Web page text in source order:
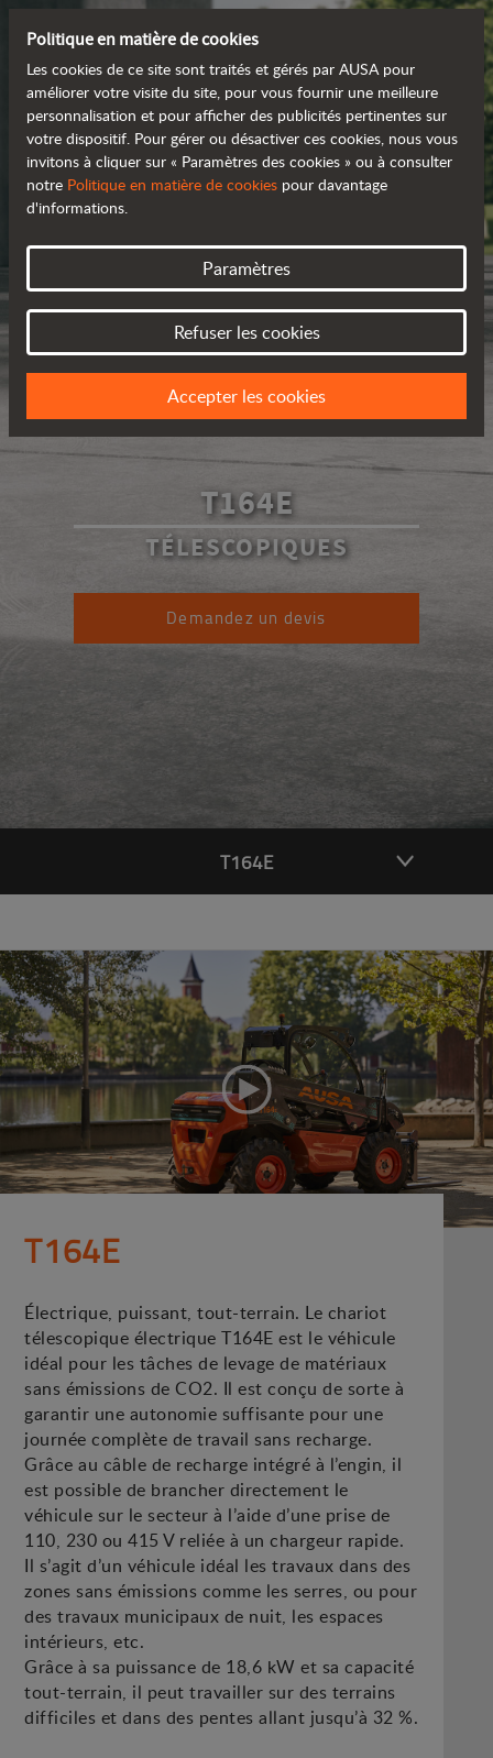
T164E
TÉLESCOPIQUES
Demandez un devis
T164E
T164E
Électrique, puissant, tout-terrain. Le chariot
télescopique électrique T164E est le véhicule
idéal pour les tâches de levage de matériaux
sans émissions de CO2. Il est conçu de sorte à
garantir une autonomie suffisante pour une
journée complète de travail sans recharge.
Grâce au câble de recharge intégré à l’engin, il
est possible de brancher directement le
véhicule sur le secteur à l’aide d’une prise de
110, 230 ou 415 V reliée à un chargeur rapide.
Il s’agit d’un véhicule idéal les travaux dans des
zones sans émissions comme les serres, ou pour
des travaux municipaux de nuit, les espaces
intérieurs, etc.
Grâce à sa puissance de 18,6 kW et sa capacité
tout-terrain, il peut travailler sur des terrains
difficiles et dans des pentes allant jusqu’à 32 %.
Politique en matière de cookies
Les cookies de ce site sont traités et gérés par AUSA pour
améliorer votre visite du site, pour vous fournir une meilleure
personnalisation et pour afficher des publicités pertinentes sur
votre dispositif. Pour gérer ou désactiver ces cookies, nous vous
invitons à cliquer sur « Paramètres des cookies » ou à consulter
notre Politique en matière de cookies pour davantage
d'informations.
Paramètres
Refuser les cookies
Accepter les cookies